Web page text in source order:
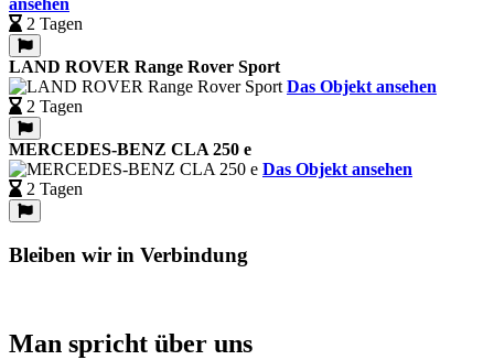
2 Tagen
LAND ROVER Range Rover Sport
Das Objekt ansehen
2 Tagen
MERCEDES-BENZ CLA 250 e
Das Objekt ansehen
2 Tagen
Bleiben wir in Verbindung
Man spricht über uns